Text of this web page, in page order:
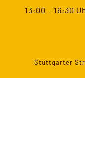
13:00 - 16:30
Stuttgarter